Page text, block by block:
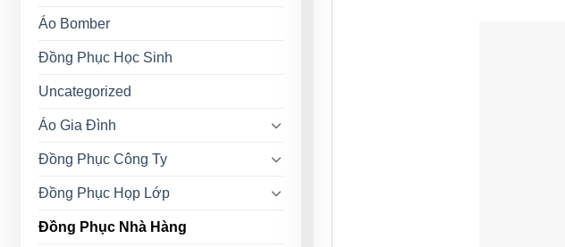
Áo Bomber
Đồng Phục Học Sinh
Uncategorized
Áo Gia Đình
Đồng Phục Công Ty
Đồng Phục Họp Lớp
Đồng Phục Nhà Hàng